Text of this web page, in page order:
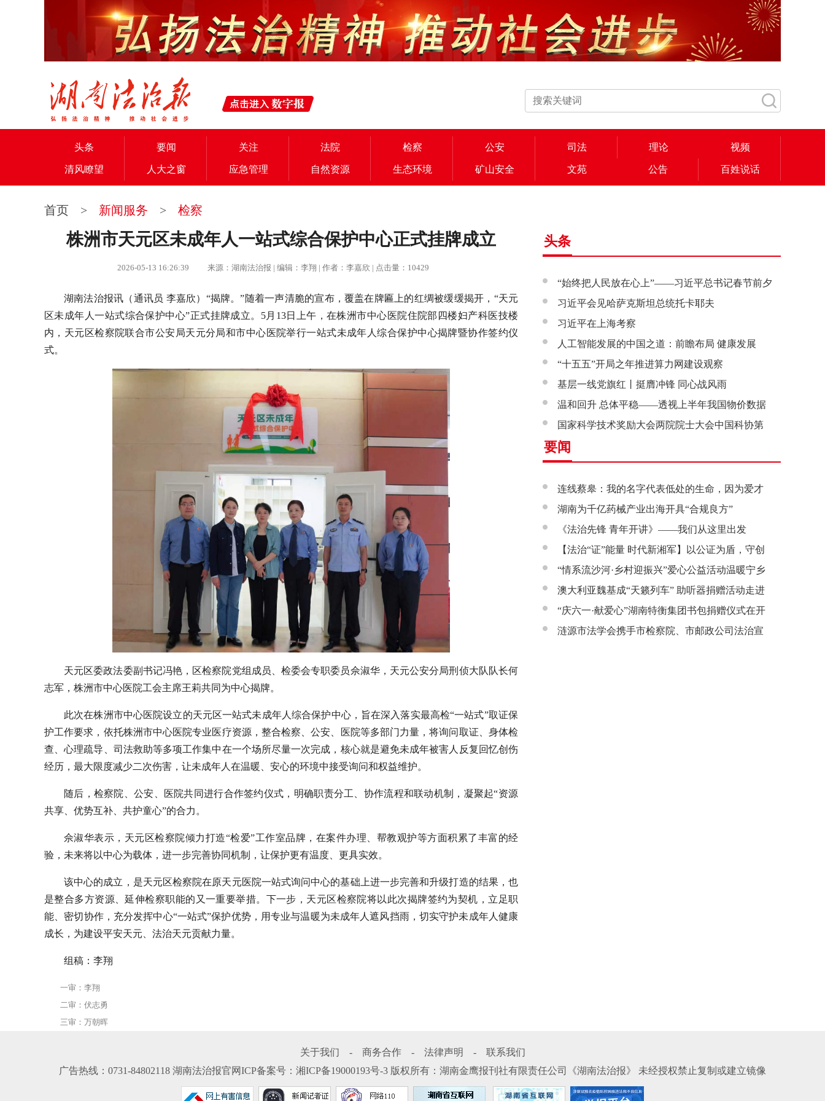
头条 要闻 关注 法院 检察 公安 司法 理论 视频
清风瞭望 人大之窗 应急管理 自然资源 生态环境 矿山安全 文苑 公告 百姓说话
首页 > 新闻服务 > 检察
株洲市天元区未成年人一站式综合保护中心正式挂牌成立
2026-05-13 16:26:39 来源：湖南法治报 | 编辑：李翔 | 作者：李嘉欣 | 点击量：10429
湖南法治报讯（通讯员 李嘉欣）“揭牌。”随着一声清脆的宣布，覆盖在牌匾上的红绸被缓缓揭开，“天元
区未成年人一站式综合保护中心”正式挂牌成立。5月13日上午，在株洲市中心医院住院部四楼妇产科医技楼
内，天元区检察院联合市公安局天元分局和市中心医院举行一站式未成年人综合保护中心揭牌暨协作签约仪
式。
天元区委政法委副书记冯艳，区检察院党组成员、检委会专职委员佘淑华，天元公安分局刑侦大队队长何
志军，株洲市中心医院工会主席王莉共同为中心揭牌。
此次在株洲市中心医院设立的天元区一站式未成年人综合保护中心，旨在深入落实最高检“一站式”取证保
护工作要求，依托株洲市中心医院专业医疗资源，整合检察、公安、医院等多部门力量，将询问取证、身体检
查、心理疏导、司法救助等多项工作集中在一个场所尽量一次完成，核心就是避免未成年被害人反复回忆创伤
经历，最大限度减少二次伤害，让未成年人在温暖、安心的环境中接受询问和权益维护。
随后，检察院、公安、医院共同进行合作签约仪式，明确职责分工、协作流程和联动机制，凝聚起“资源
共享、优势互补、共护童心”的合力。
佘淑华表示，天元区检察院倾力打造“检爱”工作室品牌，在案件办理、帮教观护等方面积累了丰富的经
验，未来将以中心为载体，进一步完善协同机制，让保护更有温度、更具实效。
该中心的成立，是天元区检察院在原天元医院一站式询问中心的基础上进一步完善和升级打造的结果，也
是整合多方资源、延伸检察职能的又一重要举措。下一步，天元区检察院将以此次揭牌签约为契机，立足职
能、密切协作，充分发挥中心“一站式”保护优势，用专业与温暖为未成年人遮风挡雨，切实守护未成年人健康
成长，为建设平安天元、法治天元贡献力量。
组稿：李翔
一审：李翔
二审：伏志勇
三审：万朝晖
头条
“始终把人民放在心上”——习近平总书记春节前夕
赴辽宁看望慰问基层干部群众纪实
习近平会见哈萨克斯坦总统托卡耶夫
习近平在上海考察
人工智能发展的中国之道：前瞻布局 健康发展
“十五五”开局之年推进算力网建设观察
基层一线党旗红丨挺膺冲锋 同心战风雨
温和回升 总体平稳——透视上半年我国物价数据
国家科学技术奖励大会两院院士大会中国科协第
十一次全国代表大会在京召开
要闻
连线蔡皋：我的名字代表低处的生命，因为爱才
接近理想的高地
湖南为千亿药械产业出海开具“合规良方”
《法治先锋 青年开讲》——我们从这里出发
【法治“证”能量 时代新湘军】以公证为盾，守创
新之魂 湖南青年公证人为知识产权保护筑牢防线
“情系流沙河·乡村迎振兴”爱心公益活动温暖宁乡
市流沙河镇
澳大利亚魏基成“天籁列车” 助听器捐赠活动走进
开慧镇
“庆六一·献爱心”湖南特衡集团书包捐赠仪式在开
慧镇举行
涟源市法学会携手市检察院、市邮政公司法治宣
关于我们 - 商务合作 - 法律声明 -
联系我们
广告热线：0731-84802118 湖南法治报官网ICP备案号： 湘ICP备19000193号-3 版权所有：湖南金鹰报刊社有限责任公司《湖南法治报》 未经授权禁止复制或建立镜像